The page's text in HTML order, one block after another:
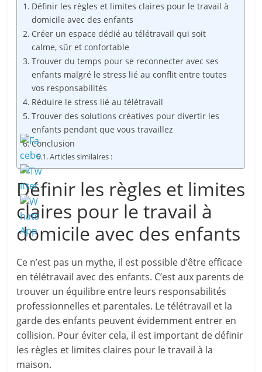
Définir les règles et limites claires pour le travail à
domicile avec des enfants
Créer un espace dédié au télétravail qui soit
calme, sûr et confortable
Trouver du temps pour se reconnecter avec ses
enfants malgré le stress lié au conflit entre toutes
vos responsabilités
Réduire le stress lié au télétravail
Trouver des solutions créatives pour divertir les
enfants pendant que vous travaillez
Conclusion
Articles similaires :
Définir les règles et limites
claires pour le travail à
domicile avec des enfants
Ce n’est pas un mythe, il est possible d’être efficace
en télétravail avec des enfants. C’est aux parents de
trouver un équilibre entre leurs responsabilités
professionnelles et parentales. Le télétravail et la
garde des enfants peuvent évidemment entrer en
collision. Pour éviter cela, il est important de définir
les règles et limites claires pour le travail à la
maison.